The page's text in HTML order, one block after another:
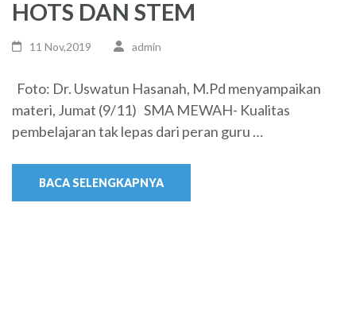
HOTS DAN STEM
11 Nov,2019 admin
Foto: Dr. Uswatun Hasanah, M.Pd menyampaikan
materi, Jumat (9/11) SMA MEWAH- Kualitas
pembelajaran tak lepas dari peran guru …
BACA SELENGKAPNYA